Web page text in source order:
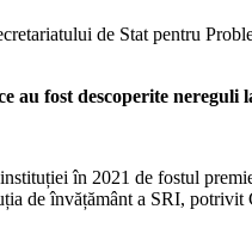
de Stat pentru
fost descoperite
în 2021 de fostul
de învățământ a SRI,